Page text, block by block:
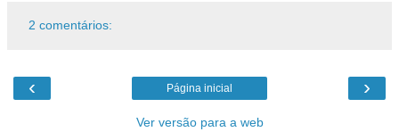
2 comentários:
‹ ›
Página inicial
Ver versão para a web